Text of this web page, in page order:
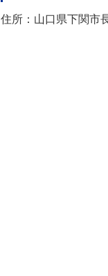
住所：山口県下関市